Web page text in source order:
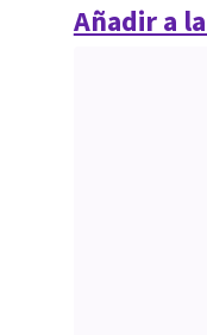
Añadir a